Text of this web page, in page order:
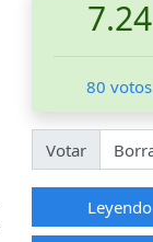
7.24
80 votos
Votar
Leyendo